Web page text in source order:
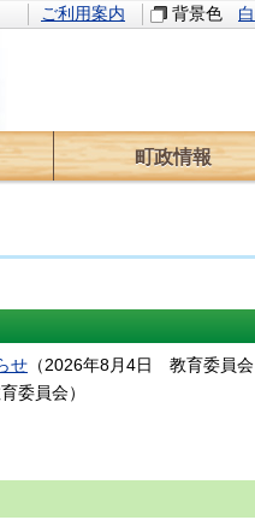
ご利用案内 背景色 白
町政情報
せ （2026年8月4日 教育委員会
委員会）